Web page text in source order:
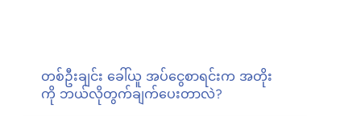
တစ်ဦးချင်း ခေါ်ယူ အပ်ငွေစာရင်းက အတိုး
ကို ဘယ်လိုတွက်ချက်ပေးတာလဲ?